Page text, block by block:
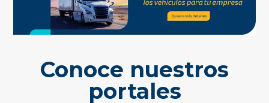
Conoce nuestros
portales